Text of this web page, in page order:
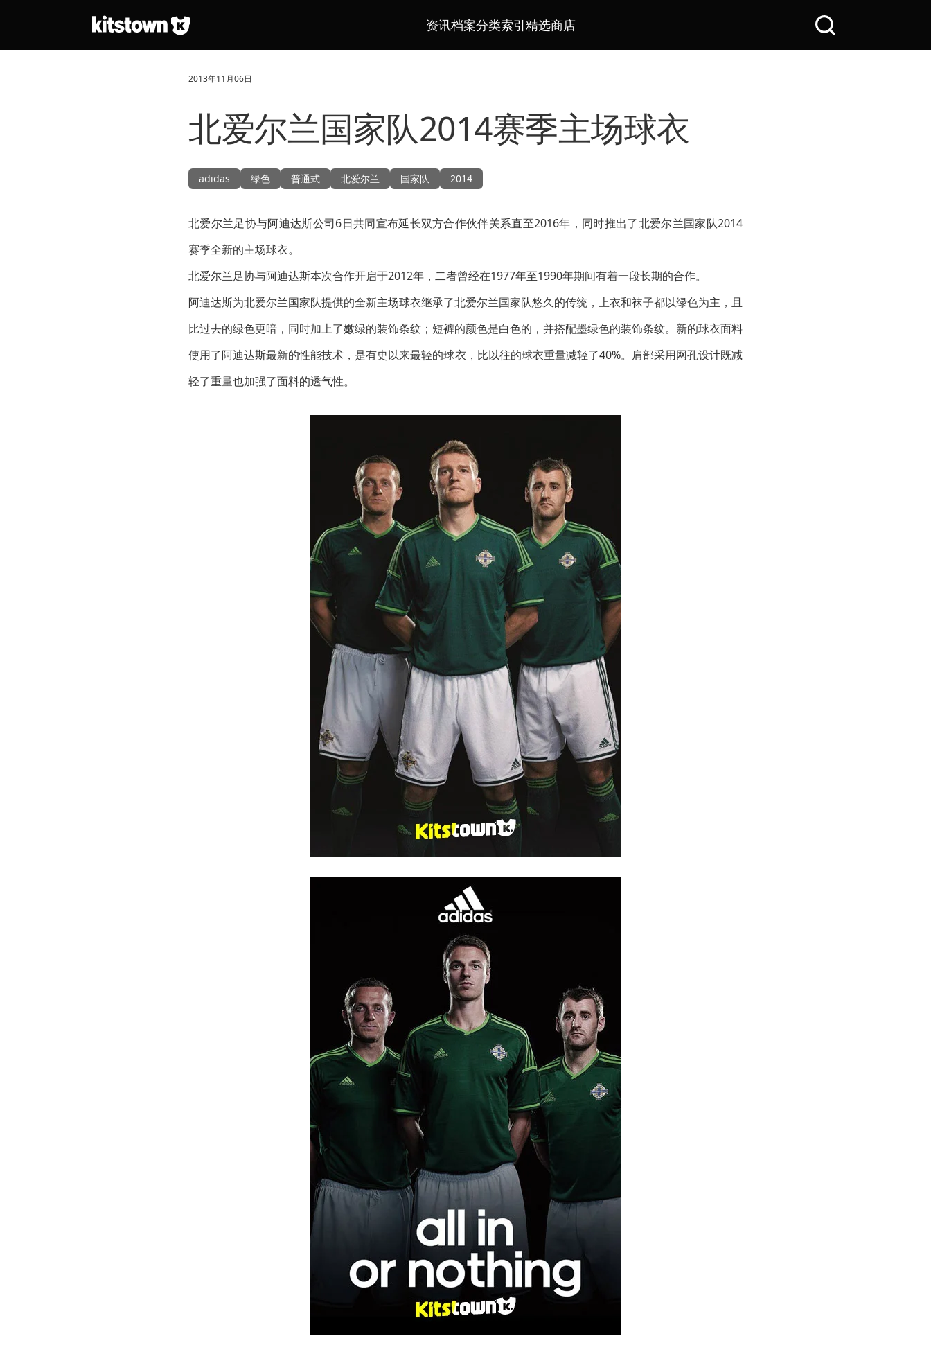
资讯档案分类索引精选商店
搜
2013年11月06日
北爱尔兰国家队2014赛季主场球衣
adidas 绿色 普通式 北爱尔兰 国家队 2014
北爱尔兰足协与阿迪达斯公司6日共同宣布延长双方合作伙伴关系直至2016年，同时推出了北爱尔兰国家队2014
赛季全新的主场球衣。
北爱尔兰足协与阿迪达斯本次合作开启于2012年，二者曾经在1977年至1990年期间有着一段长期的合作。
阿迪达斯为北爱尔兰国家队提供的全新主场球衣继承了北爱尔兰国家队悠久的传统，上衣和袜子都以绿色为主，且
比过去的绿色更暗，同时加上了嫩绿的装饰条纹；短裤的颜色是白色的，并搭配墨绿色的装饰条纹。新的球衣面料
使用了阿迪达斯最新的性能技术，是有史以来最轻的球衣，比以往的球衣重量减轻了40%。肩部采用网孔设计既减
轻了重量也加强了面料的透气性。